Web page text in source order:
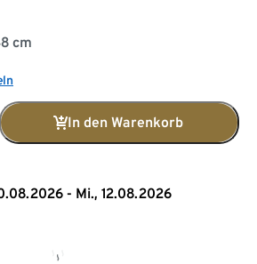
cm
In den Warenkorb
- Mi., 12.08.2026